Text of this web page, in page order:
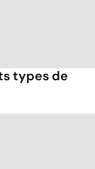
types de